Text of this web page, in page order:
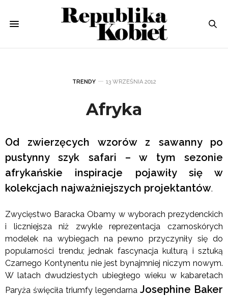
TRENDY 13 WRZEŚNIA 2012
Afryka
Od zwierzęcych wzorów z sawanny po
pustynny szyk safari – w tym sezonie
afrykańskie inspiracje pojawiły się w
kolekcjach najważniejszych projektantów.
Zwycięstwo Baracka Obamy w wyborach prezydenckich
i liczniejsza niż zwykle reprezentacja czarnoskórych
modelek na wybiegach na pewno przyczyniły się do
popularności trendu; jednak fascynacja kulturą i sztuką
Czarnego Kontynentu nie jest bynajmniej niczym nowym.
W latach dwudziestych ubiegłego wieku w kabaretach
Paryża święciła triumfy legendarna Josephine Baker